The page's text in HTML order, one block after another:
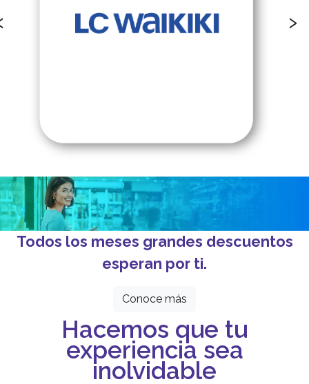
›
Todos los meses grandes descuentos
esperan por ti.
Conoce más
Hacemos que tu
experiencia sea
inolvidable